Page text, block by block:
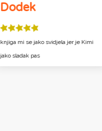
Dodek
knjiga mi se jako svidjela jer je Kimi
jako sladak pas